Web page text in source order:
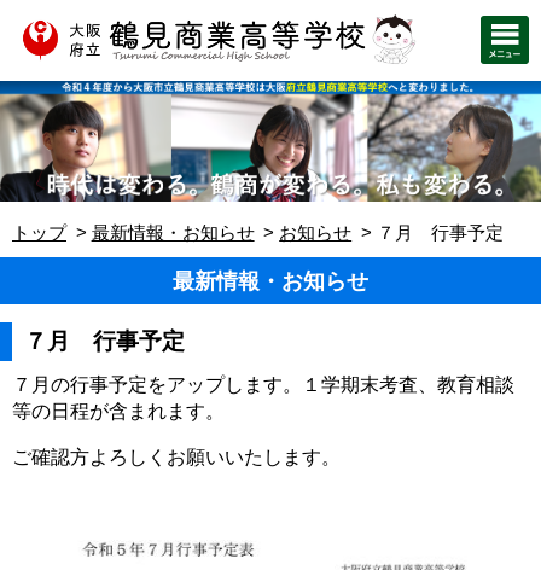
トップ 最新情報・お知らせ お知らせ ７月 行事予定
最新情報・お知らせ
７月 行事予定
７月の行事予定をアップします。１学期末考査、教育相談
等の日程が含まれます。
ご確認方よろしくお願いいたします。